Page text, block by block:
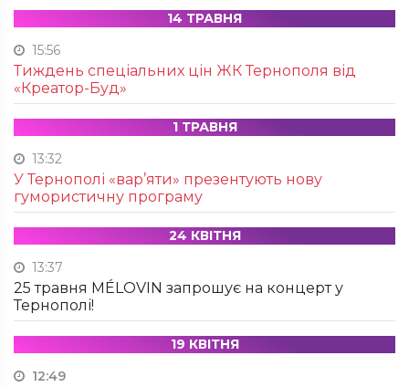
14 ТРАВНЯ
15:56
Тиждень спеціальних цін ЖК Тернополя від
«Креатор-Буд»
1 ТРАВНЯ
13:32
У Тернополі «вар’яти» презентують нову
гумористичну програму
24 КВІТНЯ
13:37
25 травня MÉLOVIN запрошує на концерт у
Тернополі!
19 КВІТНЯ
12:49